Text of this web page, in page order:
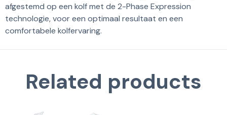
afgestemd op een kolf met de 2-Phase Expression
technologie, voor een optimaal resultaat en een
comfortabele kolfervaring.
Related products